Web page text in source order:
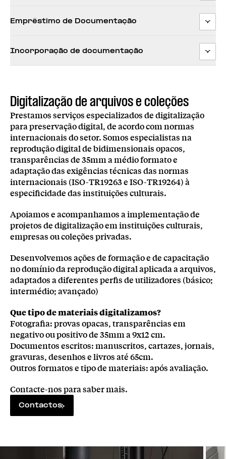
Empréstimo de Documentação
Incorporação de documentação
Digitalização de arquivos e coleções
Prestamos serviços especializados de digitalização
para preservação digital, de acordo com normas
internacionais do setor. Somos especialistas na
reprodução digital de bidimensionais opacos,
transparências de 35mm a médio formato e
adaptação das exigências técnicas das normas
internacionais (ISO-TR19263 e ISO-TR19264) à
especificidade das instituições culturais.
Apoiamos e acompanhamos a implementação de
projetos de digitalização em instituições culturais,
empresas ou coleções privadas.
Desenvolvemos ações de formação e de capacitação
no domínio da reprodução digital aplicada a arquivos,
adaptados a diferentes perfis de utilizadores (básico;
intermédio; avançado)
Que tipo de materiais digitalizamos?
Fotografia: provas opacas, transparências em
negativo ou positivo de 35mm a 9x12 cm.
Documentos escritos: manuscritos, cartazes, jornais,
gravuras, desenhos e livros até 65cm.
Outros formatos e tipo de materiais: após avaliação.
Contacte-nos para saber mais.
Contactos